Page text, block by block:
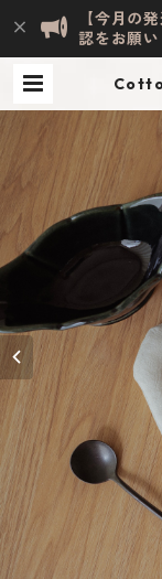
【今月の
認をお願